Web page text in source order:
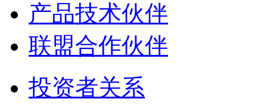
产品技术伙伴
联盟合作伙伴
投资者关系